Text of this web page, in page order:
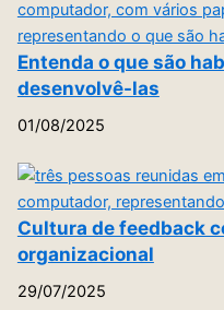
Entenda o que são
desenvolvê-las
01/08/2025
Cultura de feedback
organizacional
29/07/2025